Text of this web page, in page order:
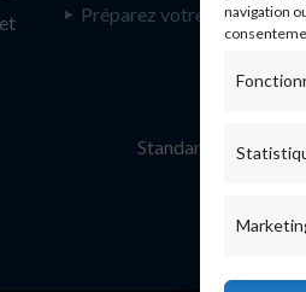
navigation
Préparez votre
Standard :